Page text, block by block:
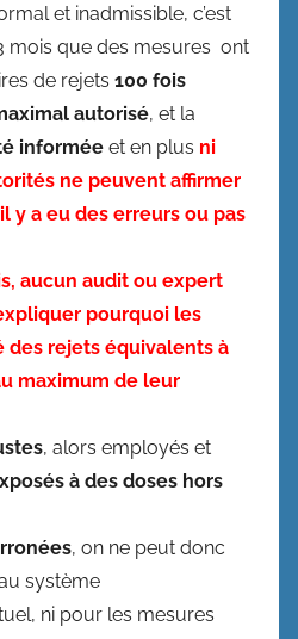
et inadmissible, c’est
mois que des mesures ont
de rejets 100 fois
autorisé, et la
informée et en plus ni
ne peuvent affirmer
y a eu des erreurs ou pas
aucun audit ou expert
pourquoi les
des rejets équivalents à
maximum de leur
, alors employés et
à des doses hors
, on ne peut donc
système
ni pour les mesures